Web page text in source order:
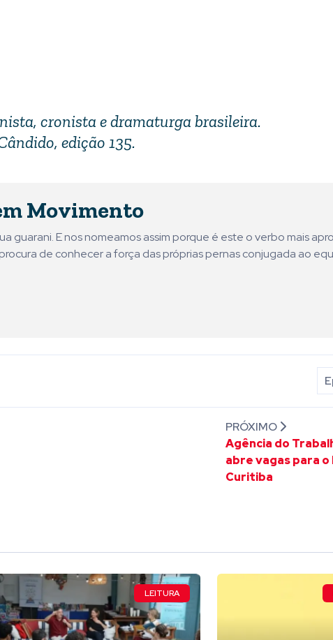
cronista e dramaturga brasileira.
edição 135.
Movimento
guarani. E nos nomeamos assim porque é este o verbo mais
de conhecer a força das próprias pernas conjugada ao
PRÓXIMO
Agência do
abre vagas para o
Curitiba
LEITURA